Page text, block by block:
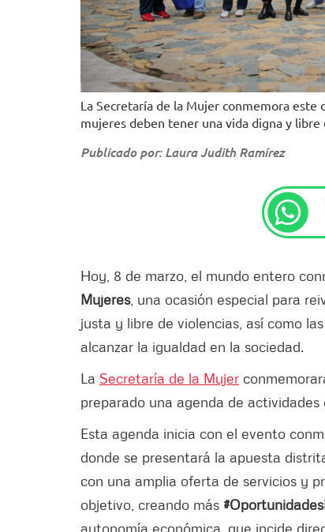
La Secretaría de la Mujer conmemora este
mujeres deben tener una vida digna y
Publicado por: Laura Judith Ramírez
Hoy, 8 de marzo, el mundo entero
Mujeres, una ocasión especial para
justa y libre de violencias, así como
alcanzar la igualdad en la sociedad.
La Secretaría de la Mujer
preparado una agenda de actividades
Esta agenda inicia con el evento
donde se presentará la apuesta
con una amplia oferta de servicios y
objetivo, creando más
autonomía económica, que incide